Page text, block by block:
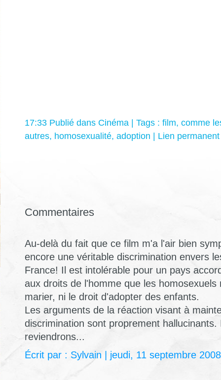
17:33 Publié dans Cinéma | Tags : film, comme
autres, homosexualité, adoption Lien permanent
Commentaires
Au-delà du fait que ce film m'a l'air bien
encore une véritable discrimination envers
France! Il est intolérable pour un pays
aux droits de l'homme que les homosexuels
marier, ni le droit d'adopter des enfants.
Les arguments de la réaction visant à
discrimination sont proprement hallucinants.
reviendrons...
Écrit par : Sylvain | jeudi, 11 septembre 2008